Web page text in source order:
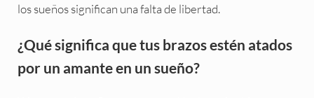
los sueños significan una falta de libertad.
¿Qué significa que tus brazos estén atados
por un amante en un sueño?